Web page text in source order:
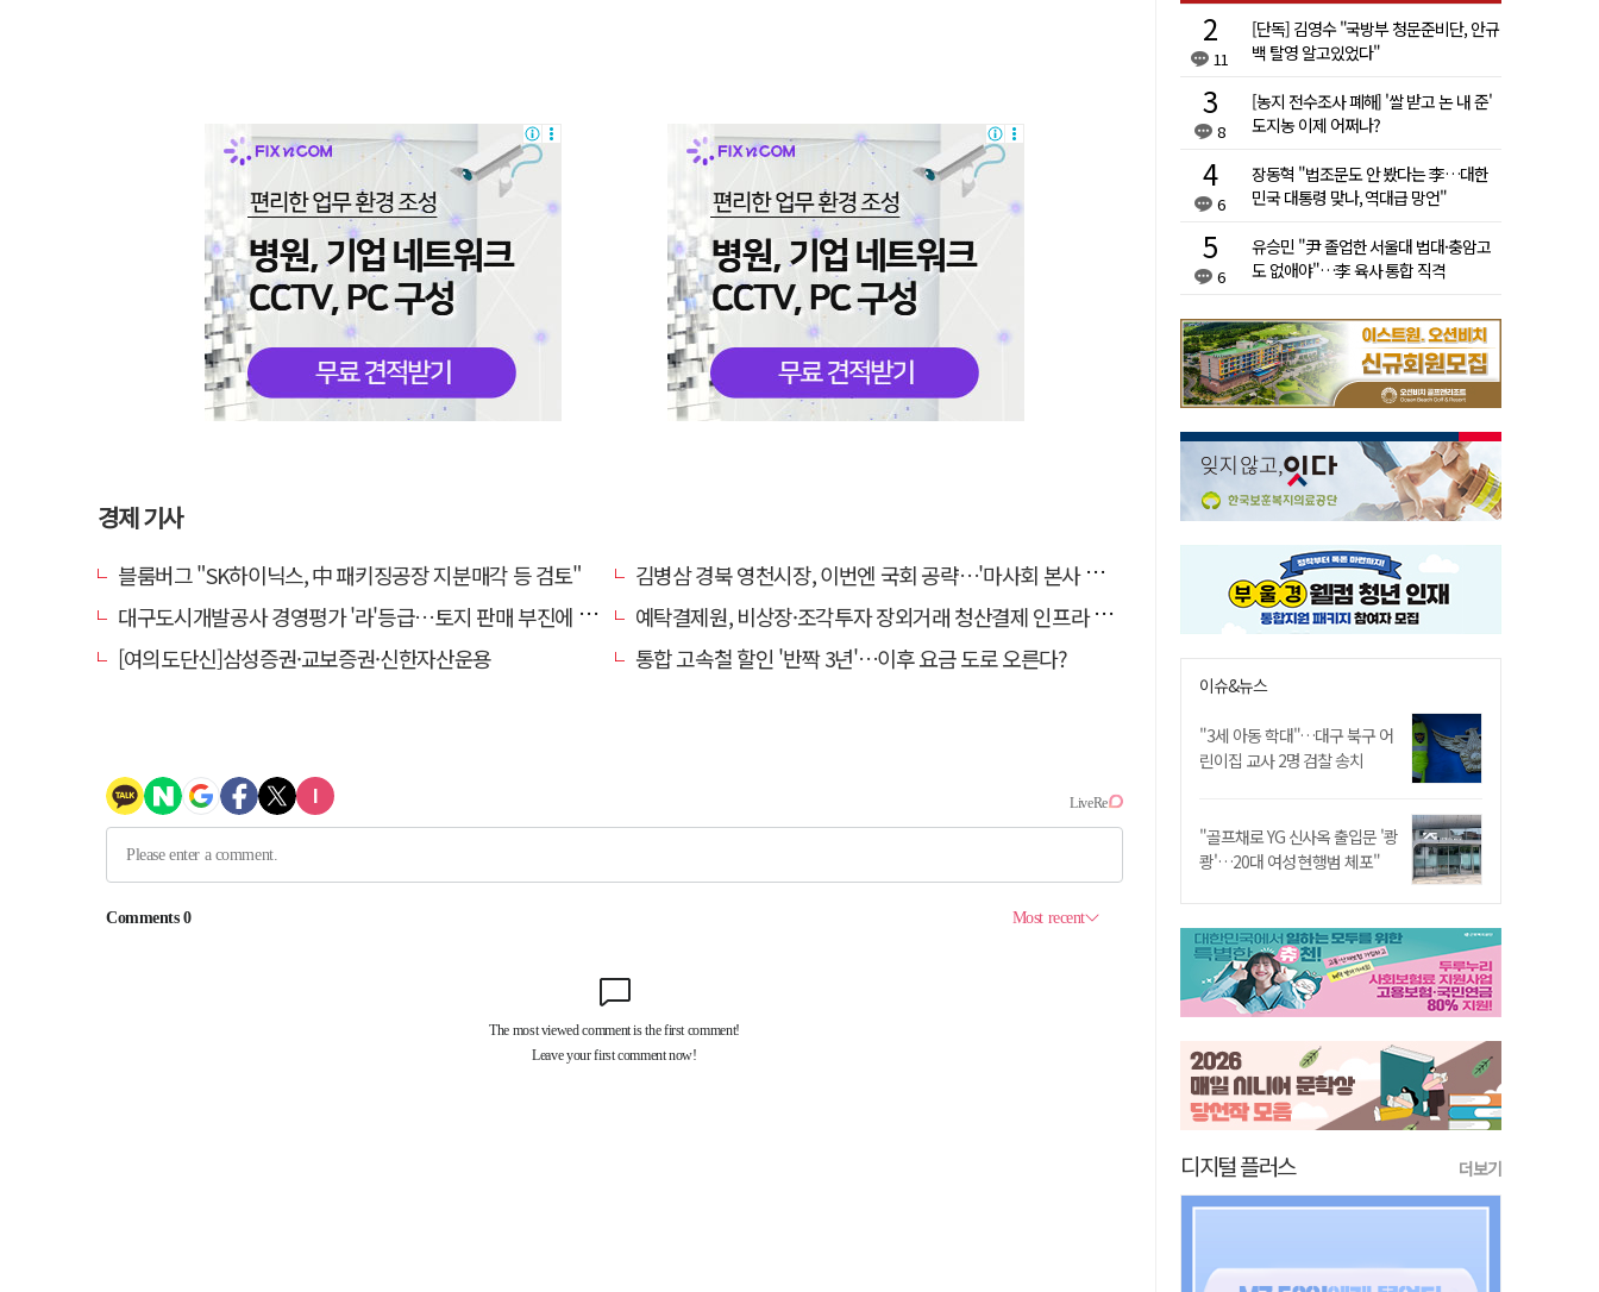
경제 기사
블룸버그 "SK하이닉스, 中 패키징공장 지분매각 등 검토"
김병삼 경북 영천시장, 이번엔 국회 공략…'마사회 본사 이전·광역교통망 확충' 요청
대구도시개발공사 경영평가 '라'등급…토지 판매 부진에 1년 만에 두 단계 '뚝'
예탁결제원, 비상장·조각투자 장외거래 청산결제 인프라 구축 착수…연내 가동
[여의도단신]삼성증권·교보증권·신한자산운용
통합 고속철 할인 '반짝 3년'…이후 요금 도로 오른다?
11
[단독] 김영수 "국방부 청문준비단, 안규
백 탈영 알고있었다"
8
[농지 전수조사 폐해] '쌀 받고 논 내 준'
도지농 이제 어쩌나?
6
장동혁 "법조문도 안 봤다는 李…대한
민국 대통령 맞나, 역대급 망언"
6
유승민 "尹 졸업한 서울대 법대·충암고
도 없애야"…李 육사 통합 직격
이슈&뉴스
"3세 아동 학대"…대구 북구 어
린이집 교사 2명 검찰 송치
"골프채로 YG 신사옥 출입문 '쾅
쾅'…20대 여성 현행범 체포"
디지털 플러스 더보기